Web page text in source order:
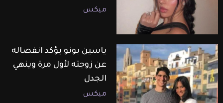
ميكس
ياسين بونو يؤكد انفصاله
عن زوجته لأول مرة وينهي
الجدل
ميكس